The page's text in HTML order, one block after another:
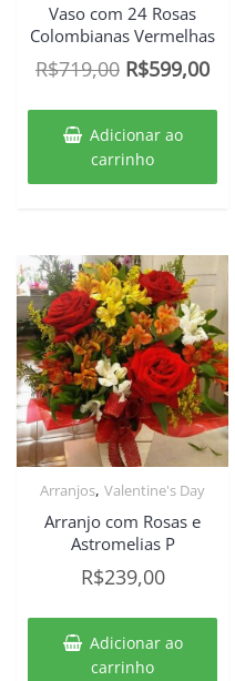
Vaso com 24 Rosas
Colombianas Vermelhas
R$719,00 O
original
era:
R$719,00.
R$599,00O
Adicionar ao
carrinho
Arranjos,Valentine's Day
Arranjo com Rosas e
Astromelias P
R$239,00
Adicionar ao
carrinho